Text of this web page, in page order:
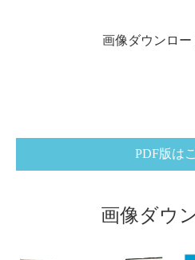
画像ダウンロー
PDF版は
画像ダウ